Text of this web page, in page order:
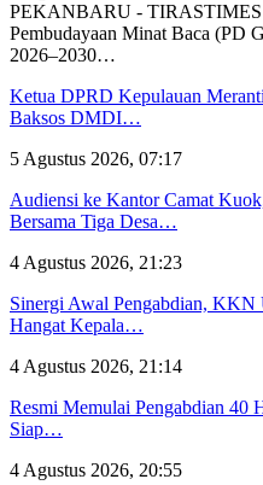
PEKANBARU - TIRASTIMES
Pembudayaan Minat Baca (PD
2026–2030…
Ketua DPRD Kepulauan
Baksos DMDI…
5 Agustus 2026, 07:17
Audiensi ke Kantor Camat
Bersama Tiga Desa…
4 Agustus 2026, 21:23
Sinergi Awal Pengabdian,
Hangat Kepala…
4 Agustus 2026, 21:14
Resmi Memulai Pengabdian
Siap…
4 Agustus 2026, 20:55